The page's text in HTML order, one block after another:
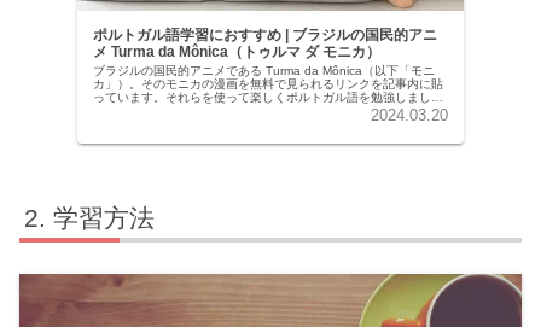
ポルトガル語学習におすすめ | ブラジルの国民的アニ
メ Turma da Mônica（トゥルマ ダ モニカ）
ブラジルの国民的アニメである Turma da Mônica（以下「モニ
カ」）。そのモニカの漫画を無料で見られるリンクを記事内に貼
っています。それらを使って楽しくポルトガル語を勉強しましょ
2024.03.20
学習方法